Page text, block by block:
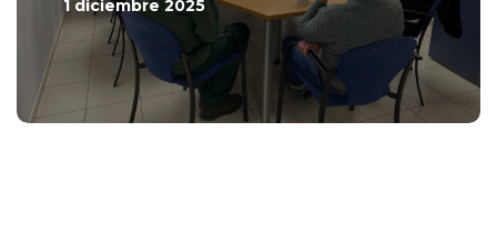
1 diciembre 2025